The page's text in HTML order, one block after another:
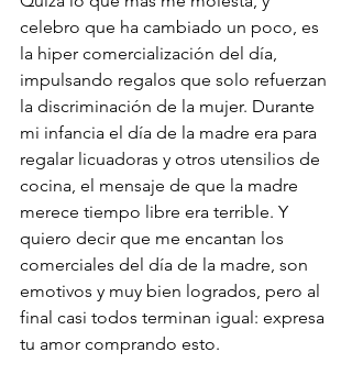
celebro que ha cambiado un poco, es
la hiper comercialización del día,
impulsando regalos que solo refuerzan
la discriminación de la mujer. Durante
mi infancia el día de la madre era para
regalar licuadoras y otros utensilios de
cocina, el mensaje de que la madre
merece tiempo libre era terrible. Y
quiero decir que me encantan los
comerciales del día de la madre, son
emotivos y muy bien logrados, pero al
final casi todos terminan igual: expresa
tu amor comprando esto.